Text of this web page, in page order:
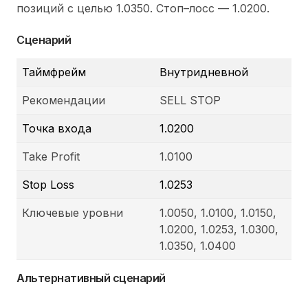
позиций с целью 1.0350. Стоп–лосс — 1.0200.
Сценарий
Таймфрейм Внутридневной
Рекомендации SELL STOP
Точка входа 1.0200
Take Profit 1.0100
Stop Loss 1.0253
Ключевые уровни
1.0050, 1.0100, 1.0150,
1.0200, 1.0253, 1.0300,
1.0350, 1.0400
Альтернативный сценарий